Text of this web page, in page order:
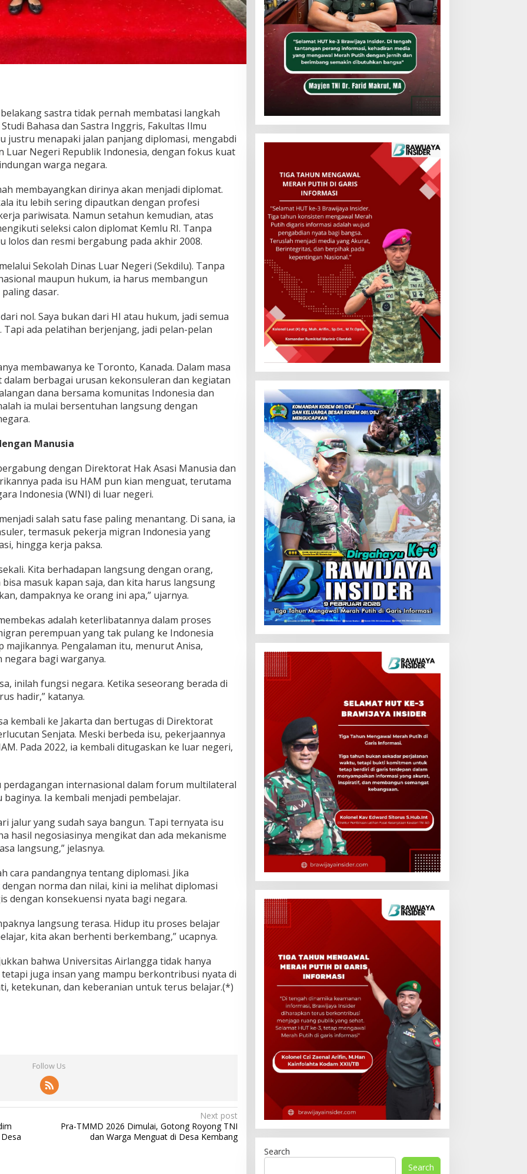
sastra tidak pernah membatasi langkah
Bahasa dan Sastra Inggris, Fakultas Ilmu
justru menapaki jalan panjang diplomasi, mengabdi
Luar Negeri Republik Indonesia, dengan fokus kuat
warga negara.
membayangkan dirinya akan menjadi diplomat.
itu lebih sering dipautkan dengan profesi
pariwisata. Namun setahun kemudian, atas
seleksi calon diplomat Kemlu RI. Tanpa
lolos dan resmi bergabung pada akhir 2008.
Sekolah Dinas Luar Negeri (Sekdilu). Tanpa
maupun hukum, ia harus membangun
dasar.
nol. Saya bukan dari HI atau hukum, jadi semua
ada pelatihan berjenjang, jadi pelan-pelan
membawanya ke Toronto, Kanada. Dalam masa
berbagai urusan kekonsuleran dan kegiatan
dana bersama komunitas Indonesia dan
ia mulai bersentuhan langsung dengan
Manusia
dengan Direktorat Hak Asasi Manusia dan
pada isu HAM pun kian menguat, terutama
Indonesia (WNI) di luar negeri.
salah satu fase paling menantang. Di sana, ia
termasuk pekerja migran Indonesia yang
hingga kerja paksa.
Kita berhadapan langsung dengan orang,
masuk kapan saja, dan kita harus langsung
dampaknya ke orang ini apa,” ujarnya.
adalah keterlibatannya dalam proses
perempuan yang tak pulang ke Indonesia
majikannya. Pengalaman itu, menurut Anisa,
bagi warganya.
inilah fungsi negara. Ketika seseorang berada di
hadir,” katanya.
kembali ke Jakarta dan bertugas di Direktorat
Senjata. Meski berbeda isu, pekerjaannya
Pada 2022, ia kembali ditugaskan ke luar negeri,
perdagangan internasional dalam forum multilateral
Ia kembali menjadi pembelajar.
jalur yang sudah saya bangun. Tapi ternyata isu
hasil negosiasinya mengikat dan ada mekanisme
langsung,” jelasnya.
cara pandangnya tentang diplomasi. Jika
norma dan nilai, kini ia melihat diplomasi
dengan konsekuensi nyata bagi negara.
langsung terasa. Hidup itu proses belajar
kita akan berhenti berkembang,” ucapnya.
bahwa Universitas Airlangga tidak hanya
juga insan yang mampu berkontribusi nyata di
ketekunan, dan keberanian untuk terus belajar.(*)
Follow Us
Next post
Pra-TMMD 2026 Dimulai, Gotong Royong TNI
dan Warga Menguat di Desa Kembang
Search
Search